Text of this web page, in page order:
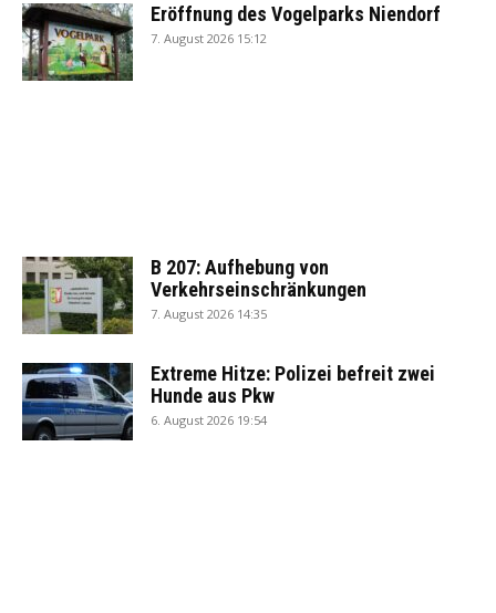
Eröffnung des Vogelparks Niendorf
7. August 2026 15:12
B 207: Aufhebung von
Verkehrseinschränkungen
7. August 2026 14:35
Extreme Hitze: Polizei befreit zwei
Hunde aus Pkw
6. August 2026 19:54